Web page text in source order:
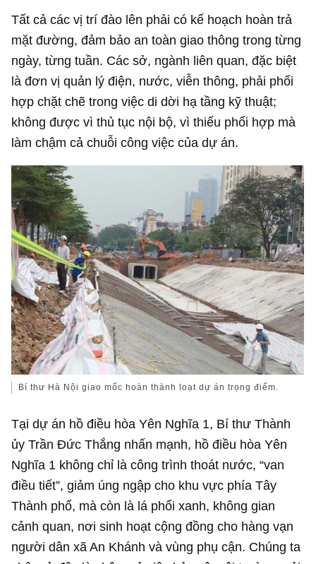
Tất cả các vị trí đào lên phải có kế hoạch hoàn trả
mặt đường, đảm bảo an toàn giao thông trong từng
ngày, từng tuần. Các sở, ngành liên quan, đặc biệt
là đơn vị quản lý điện, nước, viễn thông, phải phối
hợp chặt chẽ trong việc di dời hạ tầng kỹ thuật;
không được vì thủ tục nội bộ, vì thiếu phối hợp mà
làm chậm cả chuỗi công việc của dự án.
Bí thư Hà Nội giao mốc hoàn thành loạt dự án trọng điểm.
Tại dự án hồ điều hòa Yên Nghĩa 1, Bí thư Thành
ủy Trần Đức Thắng nhấn mạnh, hồ điều hòa Yên
Nghĩa 1 không chỉ là công trình thoát nước, “van
điều tiết”, giảm úng ngập cho khu vực phía Tây
Thành phố, mà còn là lá phổi xanh, không gian
cảnh quan, nơi sinh hoạt cộng đồng cho hàng vạn
người dân xã An Khánh và vùng phụ cận. Chúng ta